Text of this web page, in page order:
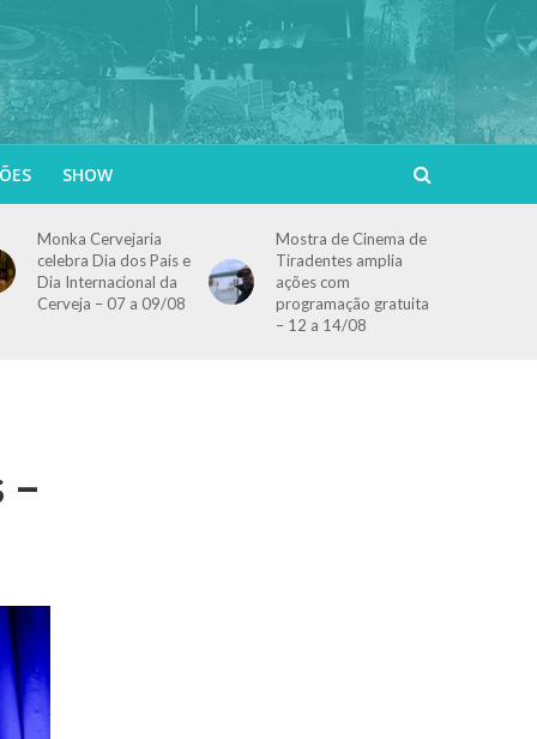
SHOW
Monka Cervejaria
celebra Dia dos Pais e
Dia Internacional da
Cerveja – 07 a 09/08
Mostra de Cinema de
Tiradentes amplia
ações com
programação gratuita
– 12 a 14/08
–